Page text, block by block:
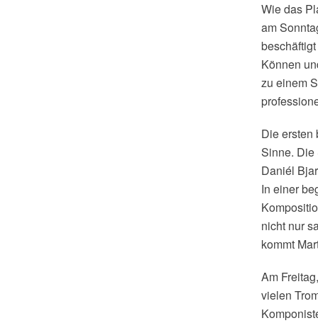
Wie das
am
Können
zu einem
Die ersten
Sinne. Die
Daniél
In einer
nicht nur
kommt
Am
vielen